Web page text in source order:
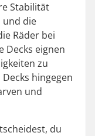
Stabilität
und die
Räder bei
Decks eignen
zu
hingegen
und
du